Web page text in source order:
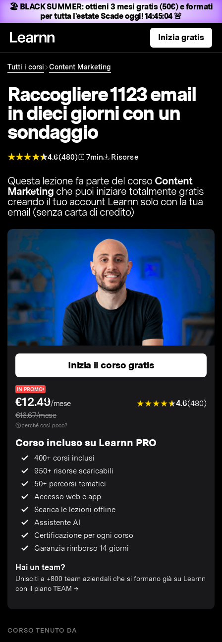
🏖️ BLACK SUMMER:ottieni 3 mesi gratis (50€) e formati
per tutta l'estateScade oggi! 14:45:03 🚨
Inizia gratis
Tutti i corsi Content Marketing
Raccogliere 1123 email
in dieci giorni con un
sondaggio
4.6(480) 7min Risorse
Questa lezione fa parte del corso Content
Marketing che puoi iniziare totalmente gratis
creando il tuo account Learnn solo con la tua
email (senza carta di credito)
Inizia il corso gratis
IN PROMO!
€12.49/mese
€16.67/mese
4.6(480)
perché così poco?
Corso incluso su Learnn PRO
400+ corsi inclusi
950+ risorse scaricabili
50+ percorsi tematici
Accesso web e app
Scarica le lezioni offline
Assistente AI
Certificazione per ogni corso
Garanzia rimborso 14 giorni
Hai un team?
Unisciti a +800 team aziendali che si formano già su Learnn
con il piano TEAM →
CORSO TENUTO DA